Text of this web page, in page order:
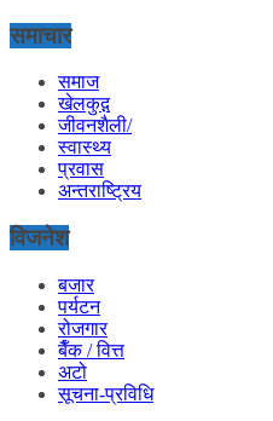
समाचार
समाज
खेलकुद़़
जीवनशैली/
स्वास्थ्य
प्रवास
अन्तराष्ट्रिय
विजनेश
बजार
पर्यटन
रोजगार
बैँक / वित्त
अटो
सूचना-प्रविधि